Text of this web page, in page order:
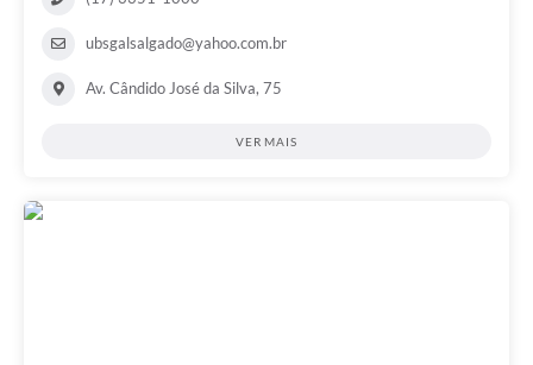
ubsgalsalgado@yahoo.com.br
Av. Cândido José da Silva, 75
VER MAIS